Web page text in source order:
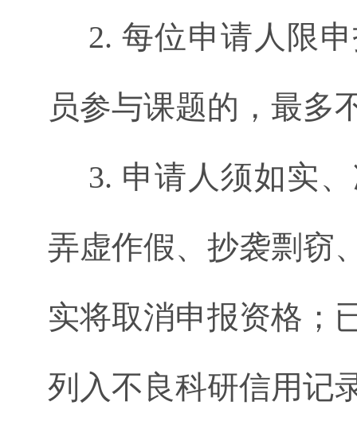
2. 每位申请人限
员参与课题的，最多
3. 申请人须如实
弄虚作假、抄袭剽窃
实将取消申报资格；
列入不良科研信用记